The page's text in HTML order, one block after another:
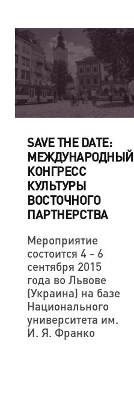
SAVE THE DATE:
МЕЖДУНАРОДНЫЙ
КОНГРЕСС
КУЛЬТУРЫ
ВОСТОЧНОГО
ПАРТНЕРСТВА
Мероприятие
состоится 4 - 6
сентября 2015
года во Львове
(Украина) на базе
Национального
университета им.
И. Я. Франко